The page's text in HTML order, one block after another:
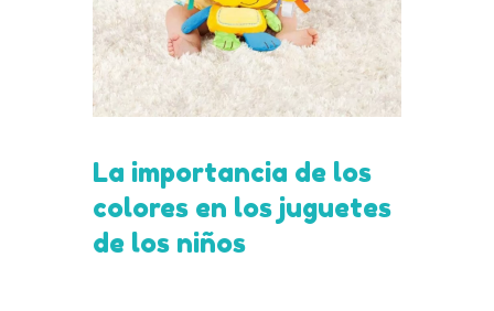
La importancia de los
colores en los juguetes
de los niños